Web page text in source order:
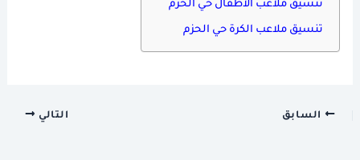
تنسيق ملاعب الاطفال حي الحزم
تنسيق ملاعب الكرة حي الحزم
السابق التالي